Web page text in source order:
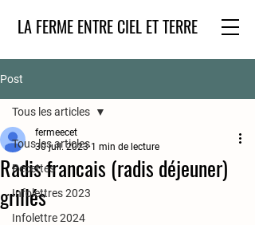
LA FERME ENTRE CIEL ET TERRE
Post
Tous les articles
Recettes
Infolettres 2023
Infolettre 2024
Tous les articles
Radis francais (radis déjeuner)
grillés
fermeecet
30 juil. 2023 1 min de lecture